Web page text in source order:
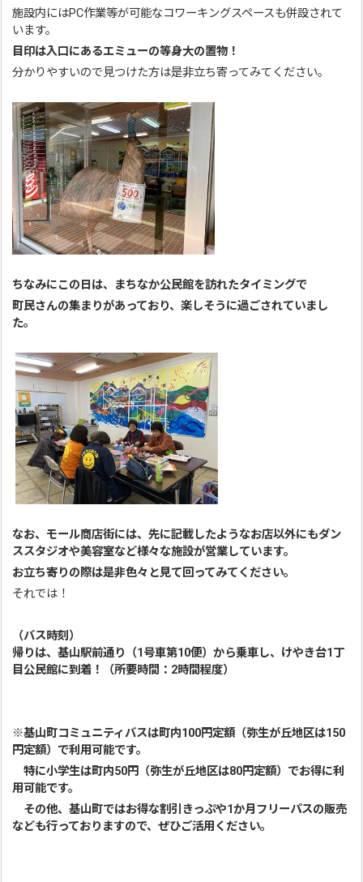
施設内にはPC作業等が可能なコワーキングスペースも併設されて
います。
目印は入口にあるエミューの等身大の置物！
分かりやすいので見つけた方は是非立ち寄ってみてください。
ちなみにこの日は、まちなか公民館を訪れたタイミングで
町民さんの集まりがあっており、楽しそうに過ごされていまし
た。
なお、モール商店街には、先に記載したようなお店以外にもダン
ススタジオや美容室など様々な施設が営業しています。
お立ち寄りの際は是非色々と見て回ってみてください。
それでは！
（バス時刻）
帰りは、基山駅前通り（1号車第10便）から乗車し、けやき台1丁
目公民館に到着！（所要時間：2時間程度）
※基山町コミュニティバスは町内100円定額（弥生が丘地区は150
円定額）で利用可能です。
特に小学生は町内50円（弥生が丘地区は80円定額）でお得に利
用可能です。
その他、基山町ではお得な割引きっぷや1か月フリーパスの販売
なども行っておりますので、ぜひご活用ください。